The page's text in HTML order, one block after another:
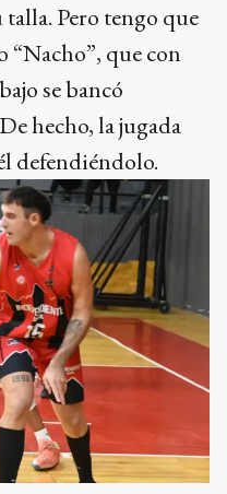
Pero tengo que
“Nacho”, que con
se bancó
hecho, la jugada
defendiéndolo.